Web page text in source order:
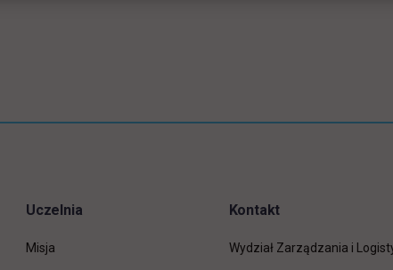
Uczelnia
Misja
Kontakt
Wydział Zarządzania i